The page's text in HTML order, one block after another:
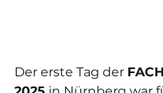
Der erste Tag der